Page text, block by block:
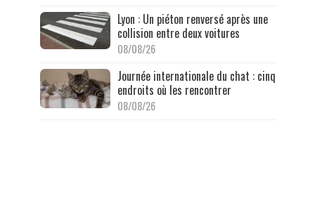
Lyon : Un piéton renversé après une
collision entre deux voitures
08/08/26
Journée internationale du chat : cinq
endroits où les rencontrer
08/08/26